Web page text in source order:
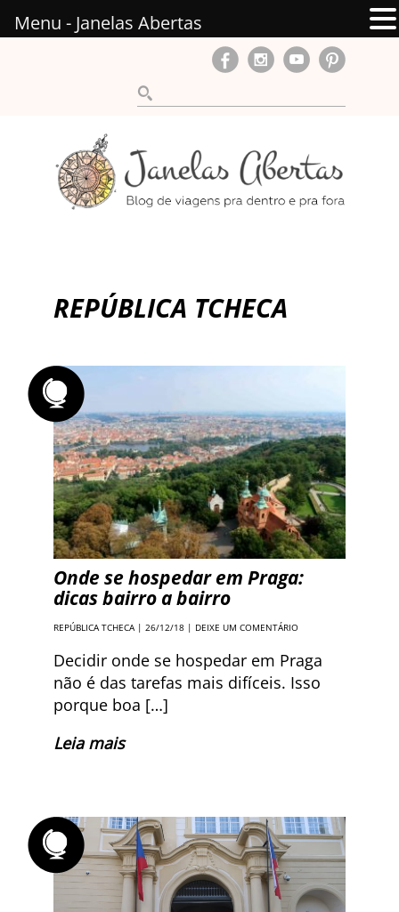
REPÚBLICA TCHECA
Onde se hospedar em Praga:
dicas bairro a bairro
REPÚBLICA TCHECA| 26/12/18 | DEIXE UM COMENTÁRIO
Decidir onde se hospedar em Praga
não é das tarefas mais difíceis. Isso
porque boa […]
Leia mais
Menu - Janelas Abertas